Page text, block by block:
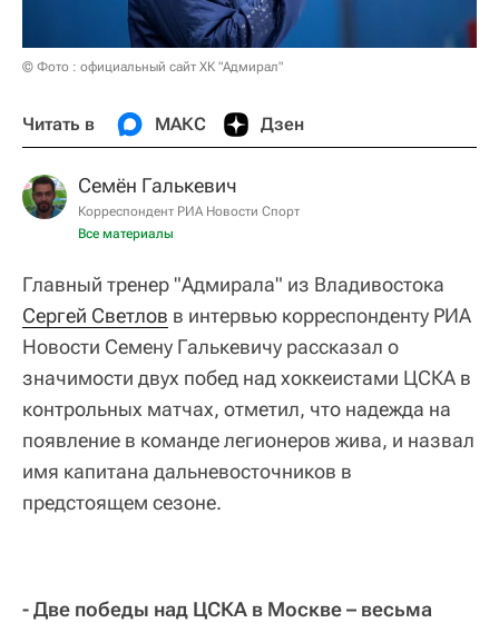
© Фото : официальный сайт ХК "Адмирал"
Читать в МАКС Дзен
Семён Галькевич
Корреспондент РИА Новости Спорт
Все материалы
Главный тренер "Адмирала" из Владивостока
Сергей Светлов в интервью корреспонденту РИА
Новости Семену Галькевичу рассказал о
значимости двух побед над хоккеистами ЦСКА в
контрольных матчах, отметил, что надежда на
появление в команде легионеров жива, и назвал
имя капитана дальневосточников в
предстоящем сезоне.
- Две победы над ЦСКА в Москве – весьма